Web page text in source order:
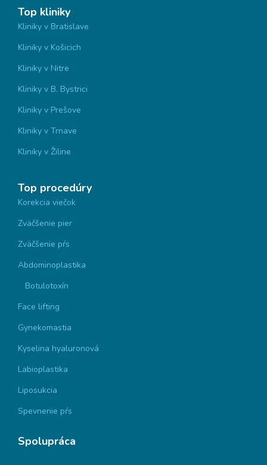
Top kliniky
Kliniky v Bratislave
Kliniky v Košicich
Kliniky v Nitre
Kliniky v B. Bystrici
Kliniky v Prešove
Kliniky v Trnave
Kliniky v Žiline
Top procedúry
Korekcia viečok
Zväčšenie pier
Zväčšenie pŕs
Abdominoplastika
Botulotoxín
Face lifting
Gynekomastia
Kyselina hyaluronová
Labioplastika
Liposukcia
Spevnenie pŕs
Spolupráca